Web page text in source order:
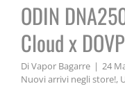
ODIN
Cloud x
Di Vapor Bagarre | 24
Nuovi arrivi negli store!,